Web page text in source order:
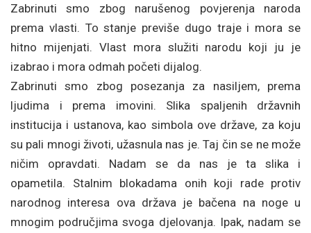
Zabrinuti smo zbog narušenog povjerenja naroda
prema vlasti. To stanje previše dugo traje i mora se
hitno mijenjati. Vlast mora služiti narodu koji ju je
izabrao i mora odmah početi dijalog.
Zabrinuti smo zbog posezanja za nasiljem, prema
ljudima i prema imovini. Slika spaljenih državnih
institucija i ustanova, kao simbola ove države, za koju
su pali mnogi životi, užasnula nas je. Taj čin se ne može
ničim opravdati. Nadam se da nas je ta slika i
opametila. Stalnim blokadama onih koji rade protiv
narodnog interesa ova država je bačena na noge u
mnogim područjima svoga djelovanja. Ipak, nadam se